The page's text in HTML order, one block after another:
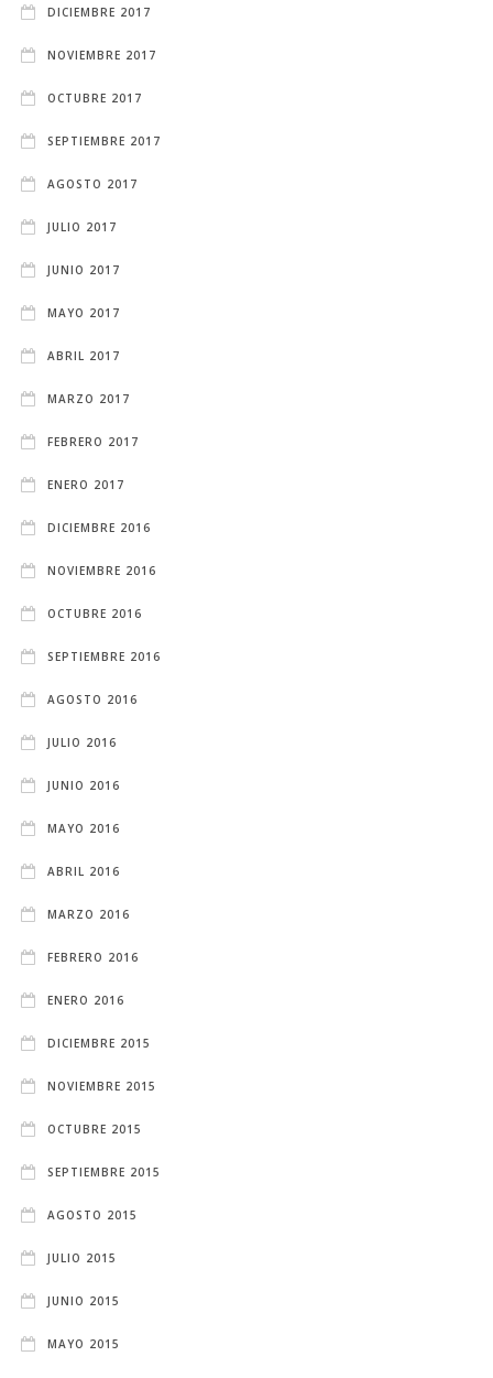
DICIEMBRE 2017
NOVIEMBRE 2017
OCTUBRE 2017
SEPTIEMBRE 2017
AGOSTO 2017
JULIO 2017
JUNIO 2017
MAYO 2017
ABRIL 2017
MARZO 2017
FEBRERO 2017
ENERO 2017
DICIEMBRE 2016
NOVIEMBRE 2016
OCTUBRE 2016
SEPTIEMBRE 2016
AGOSTO 2016
JULIO 2016
JUNIO 2016
MAYO 2016
ABRIL 2016
MARZO 2016
FEBRERO 2016
ENERO 2016
DICIEMBRE 2015
NOVIEMBRE 2015
OCTUBRE 2015
SEPTIEMBRE 2015
AGOSTO 2015
JULIO 2015
JUNIO 2015
MAYO 2015